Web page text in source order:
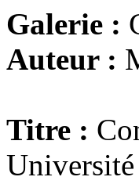
Galerie :
Auteur :
Titre :